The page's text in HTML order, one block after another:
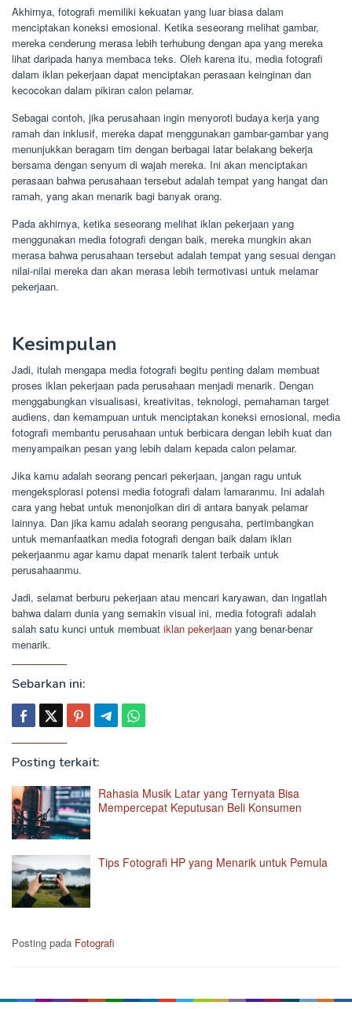
Akhirnya, fotografi memiliki kekuatan yang luar biasa dalam
menciptakan koneksi emosional. Ketika seseorang melihat gambar,
mereka cenderung merasa lebih terhubung dengan apa yang mereka
lihat daripada hanya membaca teks. Oleh karena itu, media fotografi
dalam iklan pekerjaan dapat menciptakan perasaan keinginan dan
kecocokan dalam pikiran calon pelamar.
Sebagai contoh, jika perusahaan ingin menyoroti budaya kerja yang
ramah dan inklusif, mereka dapat menggunakan gambar-gambar yang
menunjukkan beragam tim dengan berbagai latar belakang bekerja
bersama dengan senyum di wajah mereka. Ini akan menciptakan
perasaan bahwa perusahaan tersebut adalah tempat yang hangat dan
ramah, yang akan menarik bagi banyak orang.
Pada akhirnya, ketika seseorang melihat iklan pekerjaan yang
menggunakan media fotografi dengan baik, mereka mungkin akan
merasa bahwa perusahaan tersebut adalah tempat yang sesuai dengan
nilai-nilai mereka dan akan merasa lebih termotivasi untuk melamar
pekerjaan.
Kesimpulan
Jadi, itulah mengapa media fotografi begitu penting dalam membuat
proses iklan pekerjaan pada perusahaan menjadi menarik. Dengan
menggabungkan visualisasi, kreativitas, teknologi, pemahaman target
audiens, dan kemampuan untuk menciptakan koneksi emosional, media
fotografi membantu perusahaan untuk berbicara dengan lebih kuat dan
menyampaikan pesan yang lebih dalam kepada calon pelamar.
Jika kamu adalah seorang pencari pekerjaan, jangan ragu untuk
mengeksplorasi potensi media fotografi dalam lamaranmu. Ini adalah
cara yang hebat untuk menonjolkan diri di antara banyak pelamar
lainnya. Dan jika kamu adalah seorang pengusaha, pertimbangkan
untuk memanfaatkan media fotografi dengan baik dalam iklan
pekerjaanmu agar kamu dapat menarik talent terbaik untuk
perusahaanmu.
Jadi, selamat berburu pekerjaan atau mencari karyawan, dan ingatlah
bahwa dalam dunia yang semakin visual ini, media fotografi adalah
salah satu kunci untuk membuat iklan pekerjaan yang benar-benar
menarik.
Sebarkan ini:
Posting terkait:
Rahasia Musik Latar yang Ternyata Bisa
Mempercepat Keputusan Beli Konsumen
Tips Fotografi HP yang Menarik untuk Pemula
Posting pada Fotografi